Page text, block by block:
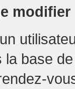
modifier
la base